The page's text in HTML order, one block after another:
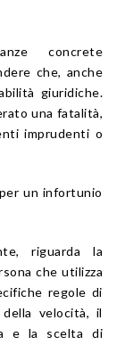
concrete
che, anche
giuridiche.
una fatalità,
imprudenti o
un infortunio
riguarda la
che utilizza
regole di
velocità, il
e la scelta di